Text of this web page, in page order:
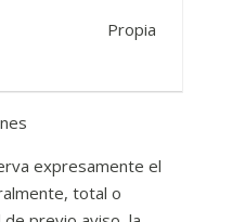
Propia
expresamente el
total o